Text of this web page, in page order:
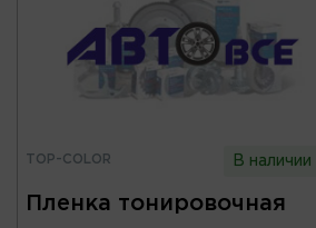
TOP-COLOR В наличии
Пленка тонировочная